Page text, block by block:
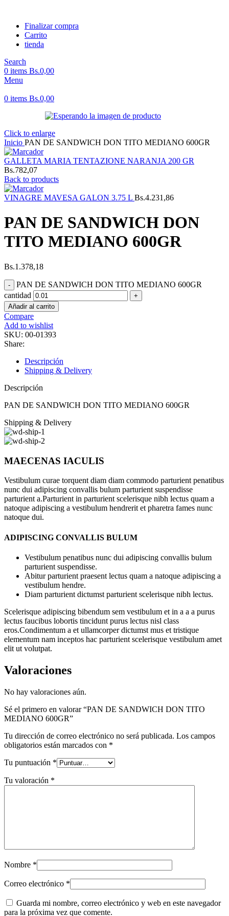
Finalizar compra
Carrito
tienda
Search
0 items Bs.0,00
Menu
0 items Bs.0,00
Click to enlarge
Inicio PAN DE SANDWICH DON TITO MEDIANO 600GR
GALLETA MARIA TENTAZIONE NARANJA 200 GR
Bs.782,07
Back to products
VINAGRE MAVESA GALON 3.75 L Bs.4.231,86
PAN DE SANDWICH DON
TITO MEDIANO 600GR
Bs.1.378,18
PAN DE SANDWICH DON TITO MEDIANO 600GR
cantidad
Añadir al carrito
Compare
Add to wishlist
SKU: 00-01393
Share:
Descripción
Shipping & Delivery
Descripción
PAN DE SANDWICH DON TITO MEDIANO 600GR
Shipping & Delivery
MAECENAS IACULIS
Vestibulum curae torquent diam diam commodo parturient penatibus
nunc dui adipiscing convallis bulum parturient suspendisse
parturient a.Parturient in parturient scelerisque nibh lectus quam a
natoque adipiscing a vestibulum hendrerit et pharetra fames nunc
natoque dui.
ADIPISCING CONVALLIS BULUM
Vestibulum penatibus nunc dui adipiscing convallis bulum
parturient suspendisse.
Abitur parturient praesent lectus quam a natoque adipiscing a
vestibulum hendre.
Diam parturient dictumst parturient scelerisque nibh lectus.
Scelerisque adipiscing bibendum sem vestibulum et in a a a purus
lectus faucibus lobortis tincidunt purus lectus nisl class
eros.Condimentum a et ullamcorper dictumst mus et tristique
elementum nam inceptos hac parturient scelerisque vestibulum amet
elit ut volutpat.
Valoraciones
No hay valoraciones aún.
Sé el primero en valorar “PAN DE SANDWICH DON TITO
MEDIANO 600GR”
Tu dirección de correo electrónico no será publicada. Los campos
obligatorios están marcados con *
Tu puntuación *
Tu valoración *
Nombre *
Correo electrónico *
Guarda mi nombre, correo electrónico y web en este navegador
para la próxima vez que comente.